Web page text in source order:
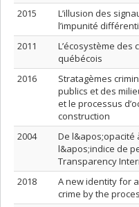
2015
L’illusion des
l’impunité
2011
L’écosystème
québécois
2016
Stratagèmes
publics et des
et le processus
construction
2004
De l&apos;opacité
l&apos;indice de
Transparency
2018
A new identity for
crime by the